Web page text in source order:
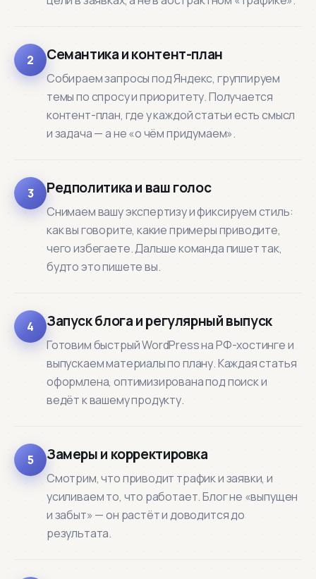
2 Семантика и контент-план
Собираем запросы под Яндекс, группируем
темы по спросу и приоритету. Получается
контент-план, где у каждой статьи есть смысл
и задача — а не «о чём придумаем».
3 Редполитика и ваш голос
Снимаем вашу экспертизу и фиксируем стиль:
как вы говорите, какие примеры приводите,
чего избегаете. Дальше команда пишет так,
будто это пишете вы.
4 Запуск блога и регулярный выпуск
Готовим быстрый WordPress на РФ-хостинге и
выпускаем материалы по плану. Каждая статья
оформлена, оптимизирована под поиск и
ведёт к вашему продукту.
5 Замеры и корректировка
Смотрим, что приводит трафик и заявки, и
усиливаем то, что работает. Блог не «выпущен
и забыт» — он растёт и доводится до
результата.